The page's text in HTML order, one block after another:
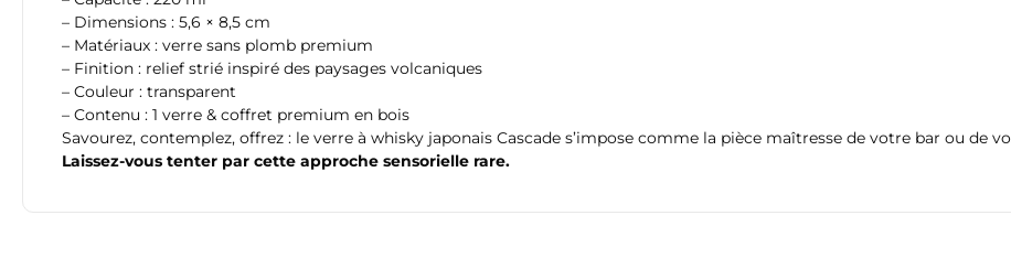
– Dimensions : 5,6 × 8,5 cm
– Matériaux : verre sans plomb premium
– Finition : relief strié inspiré des paysages volcaniques
– Couleur : transparent
– Contenu : 1 verre & coffret premium en bois
Savourez, contemplez, offrez : le verre à whisky japonais Cascade s’impose comme la pièce maîtresse de votre bar ou de
Laissez-vous tenter par cette approche sensorielle rare.